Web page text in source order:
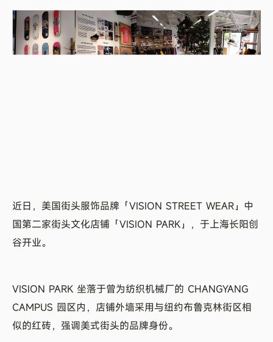
近日，美国街头服饰品牌「VISION STREET WEAR」中
国第二家街头文化店铺「VISION PARK」，于上海长阳创
谷开业。
VISION PARK 坐落于曾为纺织机械厂的 CHANGYANG
CAMPUS 园区内，店铺外墙采用与纽约布鲁克林街区相
似的红砖，强调美式街头的品牌身份。